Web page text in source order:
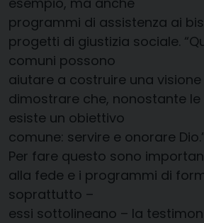
programmi di assistenza ai
progetti di giustizia sociale.
comuni possono
aiutare a costruire una
dimostrare che, nonostante le
esiste un obiettivo
comune: servire e onorare
Per fare questo sono
alla fede e i programmi di
soprattutto –
essi sottolineano – la